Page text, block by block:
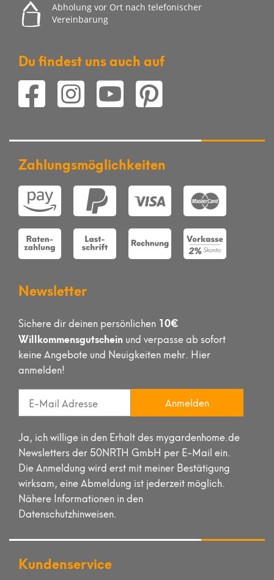
Abholung vor Ort nach telefonischer
Vereinbarung
Du findest uns auch auf
Zahlungsmöglichkeiten
Newsletter
Sichere dir deinen persönlichen 10€
Willkommensgutschein und verpasse ab sofort
keine Angebote und Neuigkeiten mehr. Hier
anmelden!
Anmelden
Ja, ich willige in den Erhalt des mygardenhome.de
Newsletters der 50NRTH GmbH per E-Mail ein.
Die Anmeldung wird erst mit meiner Bestätigung
wirksam, eine Abmeldung ist jederzeit möglich.
Nähere Informationen in den
Datenschutzhinweisen.
Kundenservice